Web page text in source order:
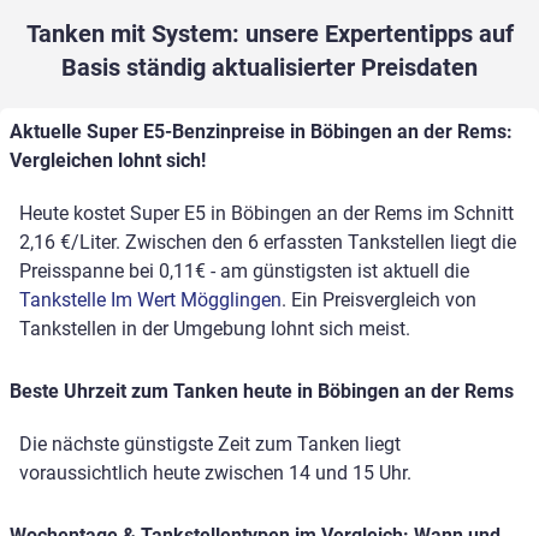
Tanken mit System: unsere Expertentipps auf
Basis ständig aktualisierter Preisdaten
Aktuelle Super E5-Benzinpreise in Böbingen an der Rems:
Vergleichen lohnt sich!
Heute kostet Super E5 in Böbingen an der Rems im Schnitt
2,16 €/Liter. Zwischen den 6 erfassten Tankstellen liegt die
Preisspanne bei 0,11€ - am günstigsten ist aktuell die
Tankstelle Im Wert Mögglingen. Ein Preisvergleich von
Tankstellen in der Umgebung lohnt sich meist.
Beste Uhrzeit zum Tanken heute in Böbingen an der Rems
Die nächste günstigste Zeit zum Tanken liegt
voraussichtlich heute zwischen 14 und 15 Uhr.